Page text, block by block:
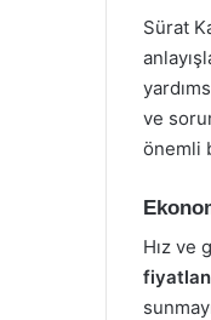
Sürat
ve
önemli
Hız ve